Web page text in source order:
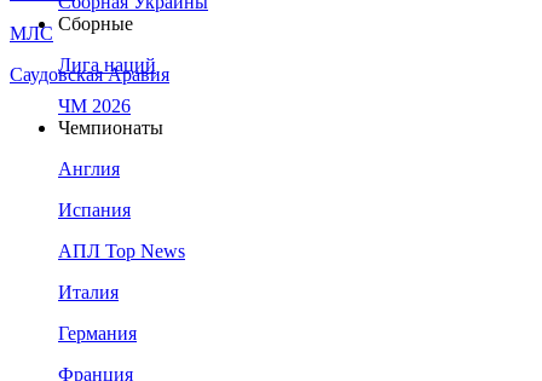
МЛС
Саудовская Аравия
Сборные
Лига наций
ЧМ 2026
Чемпионаты
Англия
Испания
АПЛ Top News
Италия
Германия
Франция